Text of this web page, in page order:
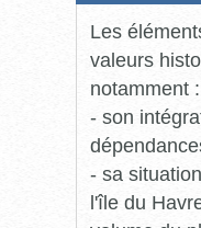
Les
valeurs
notamment :
- son
- sa
l'île du